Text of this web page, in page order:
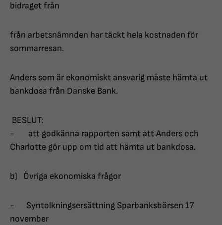
bidraget från
från arbetsnämnden har täckt hela kostnaden för
sommarresan.
Anders som är ekonomiskt ansvarig måste hämta ut
bankdosa från Danske Bank.
BESLUT:
- att godkänna rapporten samt att Anders och
Charlotte gör upp om tid att hämta ut bankdosa.
b) Övriga ekonomiska frågor
- Syntolkningsersättning Sparbanksbörsen 17
november